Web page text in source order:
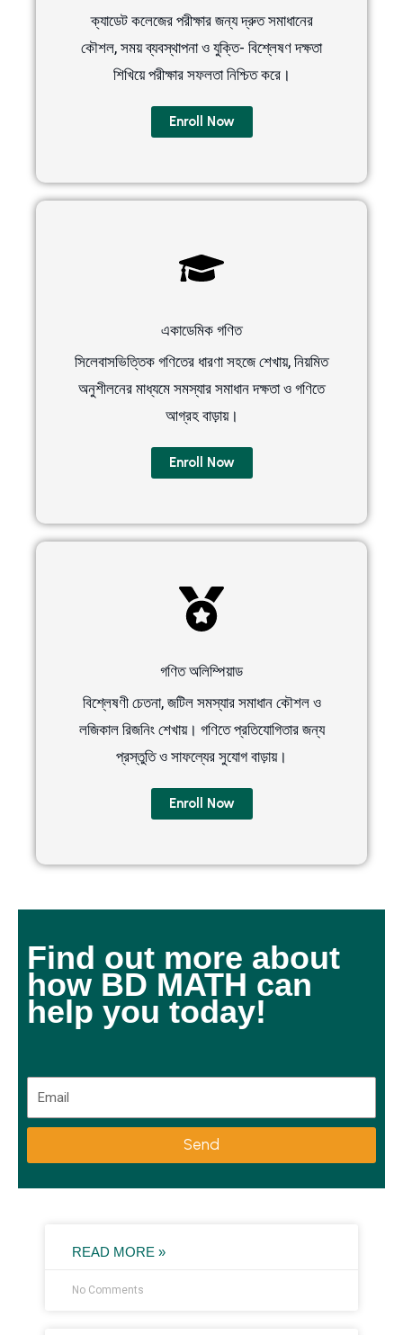
ক্যাডেট কলেজের পরীক্ষার জন্য দ্রুত সমাধানের
কৌশল, সময় ব্যবস্থাপনা ও যুক্তি- বিশ্লেষণ দক্ষতা
শিখিয়ে পরীক্ষার সফলতা নিশ্চিত করে।
Enroll Now
একাডেমিক গণিত
সিলেবাসভিত্তিক গণিতের ধারণা সহজে শেখায়, নিয়মিত
অনুশীলনের মাধ্যমে সমস্যার সমাধান দক্ষতা ও গণিতে
আগ্রহ বাড়ায়।
Enroll Now
গণিত অলিম্পিয়াড
বিশ্লেষণী চেতনা, জটিল সমস্যার সমাধান কৌশল ও
লজিকাল রিজনিং শেখায়। গণিতে প্রতিযোগিতার জন্য
প্রস্তুতি ও সাফল্যের সুযোগ বাড়ায়।
Enroll Now
Find out more about
how BD MATH can
help you today!
m
i
Send
READ MORE »
No Comments